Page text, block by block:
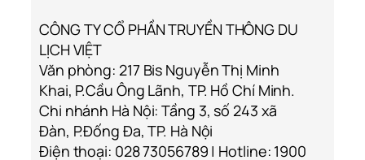
CÔNG TY CỔ PHẦN TRUYỀN THÔNG DU
LỊCH VIỆT
Văn phòng: 217 Bis Nguyễn Thị Minh
Khai, P.Cầu Ông Lãnh, TP. Hồ Chí Minh.
Chi nhánh Hà Nội: Tầng 3, số 243 xã
Đàn, P.Đống Đa, TP. Hà Nội
Điện thoại: 028 73056789 | Hotline: 1900